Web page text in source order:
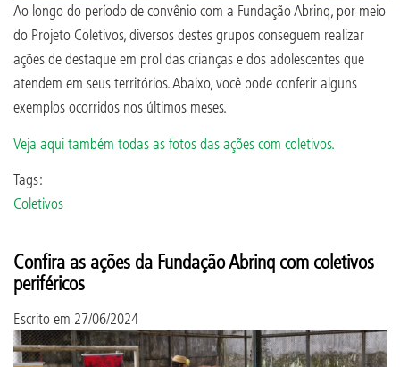
Ao longo do período de convênio com a Fundação Abrinq, por meio
do Projeto Coletivos, diversos destes grupos conseguem realizar
ações de destaque em prol das crianças e dos adolescentes que
atendem em seus territórios. Abaixo, você pode conferir alguns
exemplos ocorridos nos últimos meses.
Veja aqui também todas as fotos das ações com coletivos.
Tags:
Coletivos
Confira as ações da Fundação Abrinq com coletivos
periféricos
Escrito em 27/06/2024